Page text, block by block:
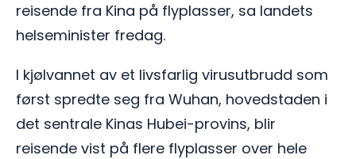
reisende fra Kina på flyplasser, sa landets
helseminister fredag.
I kjølvannet av et livsfarlig virusutbrudd som
først spredte seg fra Wuhan, hovedstaden i
det sentrale Kinas Hubei-provins, blir
reisende vist på flere flyplasser over hele